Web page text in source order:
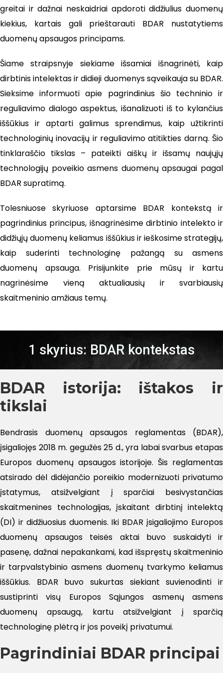
greitai ir dažnai neskaidriai apdoroti didžiulius duomenų
kiekius, kartais gali prieštarauti BDAR nustatytiems
duomenų apsaugos principams.
Šiame straipsnyje siekiame išsamiai išnagrinėti, kaip
dirbtinis intelektas ir didieji duomenys sąveikauja su BDAR.
Sieksime informuoti apie pagrindinius šio techninio ir
reguliavimo dialogo aspektus, išanalizuoti iš to kylančius
iššūkius ir aptarti galimus sprendimus, kaip užtikrinti
technologinių inovacijų ir reguliavimo atitikties darną. Šio
tinklaraščio tikslas – pateikti aiškų ir išsamų naujųjų
technologijų poveikio asmens duomenų apsaugai pagal
BDAR supratimą.
Tolesniuose skyriuose aptarsime BDAR kontekstą ir
pagrindinius principus, išnagrinėsime dirbtinio intelekto ir
didžiųjų duomenų keliamus iššūkius ir ieškosime strategijų,
kaip suderinti technologinę pažangą su asmens
duomenų apsauga. Prisijunkite prie mūsų ir kartu
nagrinėsime vieną aktualiausių ir svarbiausių
skaitmeninio amžiaus temų.
1 skyrius: BDAR kontekstas
BDAR istorija: ištakos ir
tikslai
Bendrasis duomenų apsaugos reglamentas (BDAR),
įsigaliojęs 2018 m. gegužės 25 d., yra labai svarbus etapas
Europos duomenų apsaugos istorijoje. Šis reglamentas
atsirado dėl didėjančio poreikio modernizuoti privatumo
įstatymus, atsižvelgiant į sparčiai besivystančias
skaitmenines technologijas, įskaitant dirbtinį intelektą
(DI) ir didžiuosius duomenis. Iki BDAR įsigaliojimo Europos
duomenų apsaugos teisės aktai buvo suskaidyti ir
pasenę, dažnai nepakankami, kad išspręstų skaitmeninio
ir tarpvalstybinio asmens duomenų tvarkymo keliamus
iššūkius. BDAR buvo sukurtas siekiant suvienodinti ir
sustiprinti visų Europos Sąjungos asmenų asmens
duomenų apsaugą, kartu atsižvelgiant į sparčią
technologinę plėtrą ir jos poveikį privatumui.
Pagrindiniai BDAR principai